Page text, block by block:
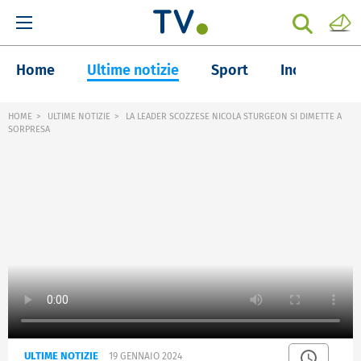
Home Ultime notizie Sport Inchieste
HOME ULTIME NOTIZIE
LA LEADER SCOZZESE NICOLA STURGEON SI DIMETTE A
SORPRESA
ULTIME NOTIZIE 19 GENNAIO 2024